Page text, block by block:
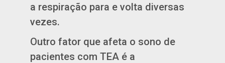
a respiração para e volta diversas
vezes.
Outro fator que afeta o sono de
pacientes com TEA é a